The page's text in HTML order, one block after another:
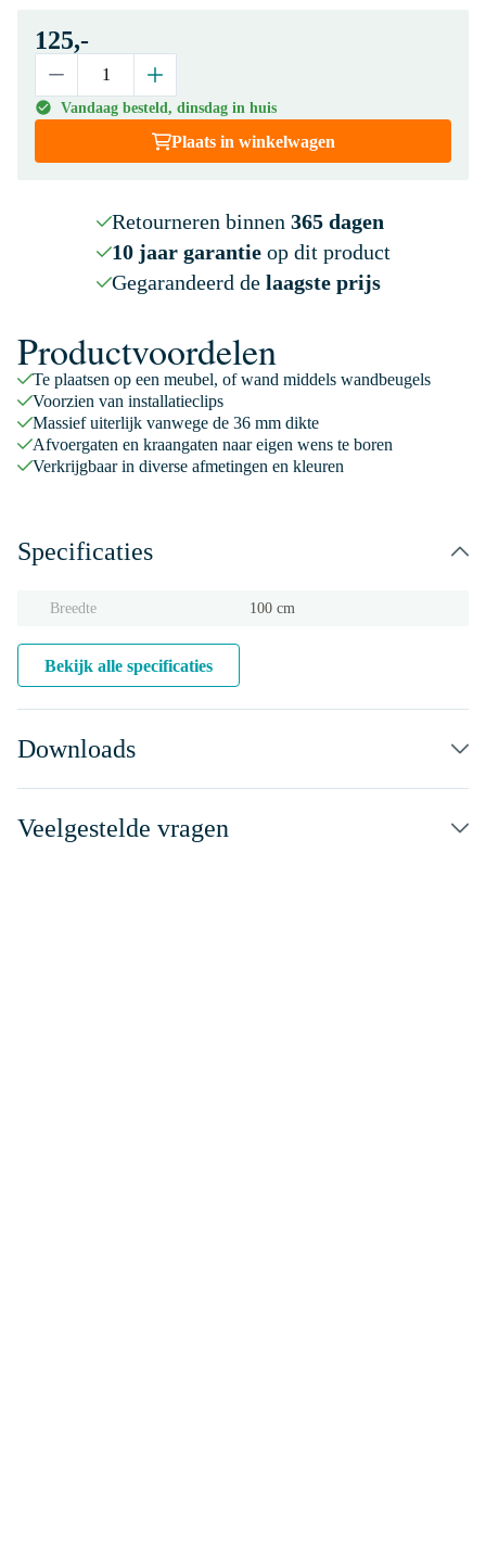
125,-
Vandaag besteld, dinsdag in huis
Plaats in winkelwagen
Retourneren binnen 365 dagen
10 jaar garantieop dit product
Gegarandeerd de laagste prijs
Productvoordelen
Te plaatsen op een meubel, of wand middels wandbeugels
Voorzien van installatieclips
Massief uiterlijk vanwege de 36 mm dikte
Afvoergaten en kraangaten naar eigen wens te boren
Verkrijgbaar in diverse afmetingen en kleuren
Specificaties
Breedte 100 cm
Bekijk alle specificaties
Downloads
Veelgestelde vragen